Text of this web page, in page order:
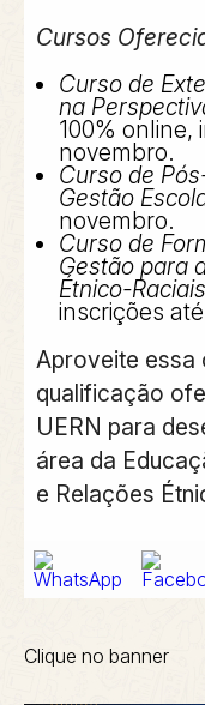
Cursos
Curso de
na
100% online,
novembro.
Curso de
Gestão
novembro.
Curso de
Gestão para
Étnico-
inscrições
Aproveite essa
qualificação
UERN para
área da
e Relações
Clique no banner